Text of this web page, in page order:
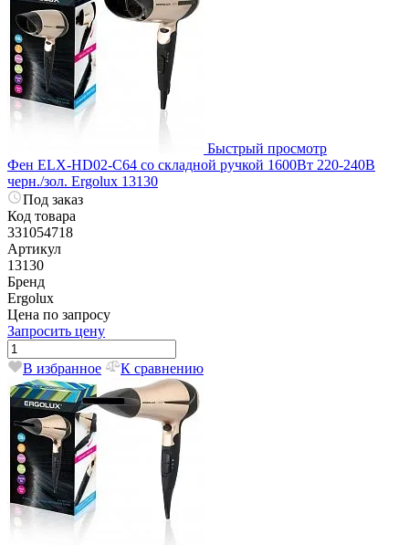
Быстрый просмотр
Фен ELX-HD02-C64 со складной ручкой 1600Вт 220-240В
черн./зол. Ergolux 13130
Под заказ
Код товара
331054718
Артикул
13130
Бренд
Ergolux
Цена по запросу
Запросить цену
В избранное К сравнению